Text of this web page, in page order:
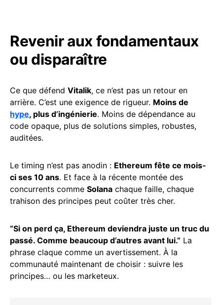
Revenir aux fondamentaux
ou disparaître
Ce que défend Vitalik, ce n’est pas un retour en
arrière. C’est une exigence de rigueur. Moins de
hype, plus d’ingénierie. Moins de dépendance au
code opaque, plus de solutions simples, robustes,
auditées.
Le timing n’est pas anodin : Ethereum fête ce mois-
ci ses 10 ans. Et face à la récente montée des
concurrents comme Solana chaque faille, chaque
trahison des principes peut coûter très cher.
“Si on perd ça, Ethereum deviendra juste un truc du
passé. Comme beaucoup d’autres avant lui.” La
phrase claque comme un avertissement. À la
communauté maintenant de choisir : suivre les
principes… ou les marketeux.